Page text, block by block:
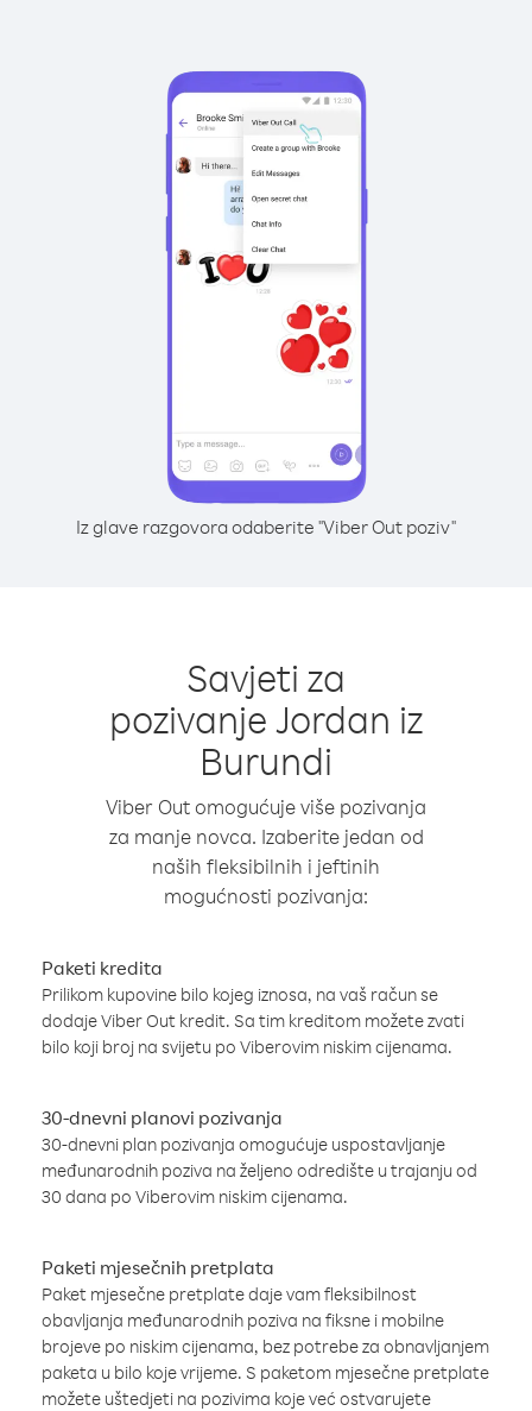
Iz glave razgovora odaberite "Viber Out poziv"
Savjeti za
pozivanje Jordan iz
Burundi
Viber Out omogućuje više pozivanja
za manje novca. Izaberite jedan od
naših fleksibilnih i jeftinih
mogućnosti pozivanja:
Paketi kredita
Prilikom kupovine bilo kojeg iznosa, na vaš račun se
dodaje Viber Out kredit. Sa tim kreditom možete zvati
bilo koji broj na svijetu po Viberovim niskim cijenama.
30-dnevni planovi pozivanja
30-dnevni plan pozivanja omogućuje uspostavljanje
međunarodnih poziva na željeno odredište u trajanju od
30 dana po Viberovim niskim cijenama.
Paketi mjesečnih pretplata
Paket mjesečne pretplate daje vam fleksibilnost
obavljanja međunarodnih poziva na fiksne i mobilne
brojeve po niskim cijenama, bez potrebe za obnavljanjem
paketa u bilo koje vrijeme. S paketom mjesečne pretplate
možete uštedjeti na pozivima koje već ostvarujete